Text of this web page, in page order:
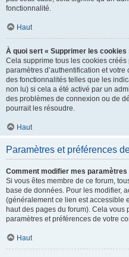
fonctionnalité.
Haut
À quoi sert « Supprimer les cookies
Cela supprime tous les cookies
paramètres d’authentification et
des fonctionnalités telles que les
non lu) si cela a été activé par un
des problèmes de connexion ou de
pourrait les résoudre.
Haut
Paramètres et préférences
Comment modifier mes paramètres
Si vous êtes membre de ce forum,
base de données. Pour les modifier,
(généralement ce lien est accessible
haut des pages du forum). Cela vous
paramètres et préférences de votre
Haut